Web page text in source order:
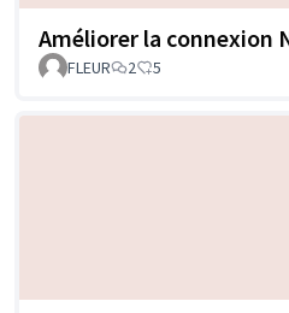
Améliorer la connexion
FLEUR 2 5